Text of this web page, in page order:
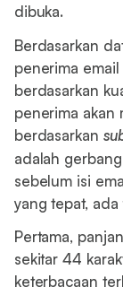
dibuka.
Berdasarkan
penerima
berdasarkan
penerima akan
berdasarkan
adalah
sebelum isi
yang tepat,
Pertama,
sekitar 44
keterbacaan